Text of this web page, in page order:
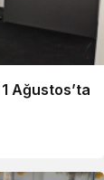
Ağustos’ta